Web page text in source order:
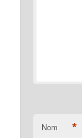
Nom *